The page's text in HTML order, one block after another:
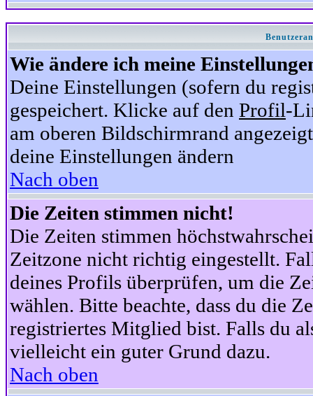
Wie ändere ich meine
Deine Einstellungen (sofern du
gespeichert. Klicke auf den Profil-
am oberen Bildschirmrand
deine Einstellungen ändern
Nach oben
Die Zeiten stimmen nicht!
Die Zeiten stimmen
Zeitzone nicht richtig eingestellt.
deines Profils überprüfen, um die
wählen. Bitte beachte, dass du die
registriertes Mitglied bist. Falls du
vielleicht ein guter Grund dazu.
Nach oben